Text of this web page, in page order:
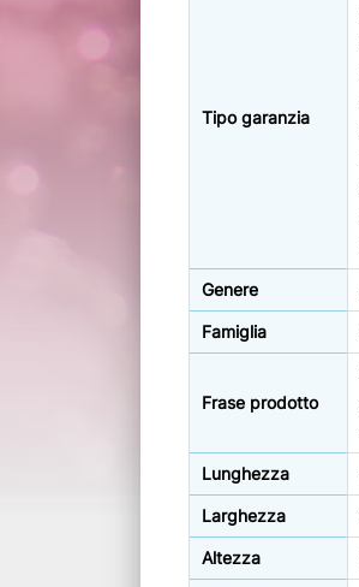
Tipo garanzia
Genere
Famiglia
Frase prodotto
Lunghezza
Larghezza
Altezza